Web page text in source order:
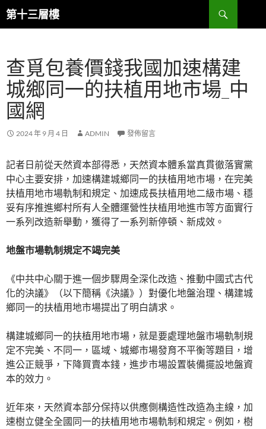
跳
至
內
容
第十三層樓
搜
尋
查覓包養價錢我國加速構建
城鄉同一的扶植用地市場_中
國網
2024 年 9 月 4 日 ADMIN 發佈留言
記者日前從天然資本部得悉，天然資本體系當真貫徹落實黨
中心主要安排，加速構建城鄉同一的扶植用地市場，在完美
扶植用地市場軌制和規定、加速成長扶植用地二級市場、穩
妥有序推進鄉村所有人全體運營性扶植用地進市等方面實行
一系列改造新舉動，獲得了一系列新停頓、新成效。
地盤市場軌制規定不竭完美
《中共中心關于進一個步驟周全深化改造、推動中國式古代
化的決議》（以下簡稱《決議》）對優化地盤治理、構建城
鄉同一的扶植用地市場提出了明白請求。
構建城鄉同一的扶植用地市場，就是要處理地盤市場軌制規
定不完美、不同一，區域、城鄉市場發育不平衡等題目，增
進公正競爭，下降買賣本錢，進步市場設置裝備擺設地盤資
本的效力。
近年來，天然資本部分保持以供應側構造性改造為主線，加
速樹立健全全國同一的扶植用地市場軌制和規定。例如，樹